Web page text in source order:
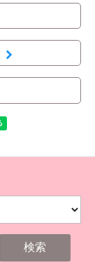
検索